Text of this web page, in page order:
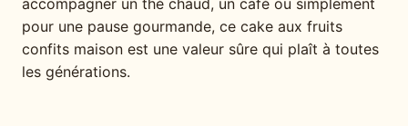
pour une pause gourmande, ce cake aux fruits
confits maison est une valeur sûre qui plaît à toutes
les générations.